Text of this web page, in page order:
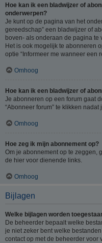
Hoe kan ik een bladwijzer of
onderwerpen?
Je kunt op de pagina van het
gereedschap” een bladwijzer of
boven- als onderaan de pagina te
Het is ook mogelijk te abonneren
optie “Informeer me wanneer een
Omhoog
Hoe kan ik een bladwijzer of
Je abonneren op een forum gaat
“Abonneer forum” te klikken
Omhoog
Hoe zeg ik mijn abonnement op?
Om je abonnement op te zeggen,
de hier voor dienende links.
Omhoog
Bijlagen
Welke bijlagen worden
De beheerder bepaalt welke
je niet zeker bent welke
contact op met de beheerder voor